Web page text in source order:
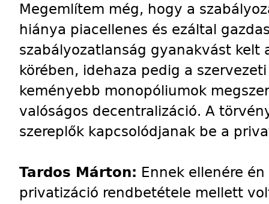
Megemlítem még, hogy a
hiánya piacellenes és ezáltal
szabályozatlanság gyanakvást kelt
körében, idehaza pedig a
keményebb monopóliumok
valóságos decentralizáció. A
szereplők kapcsolódjanak be a
Tardos Márton: Ennek ellenére
privatizáció rendbetétele mellett